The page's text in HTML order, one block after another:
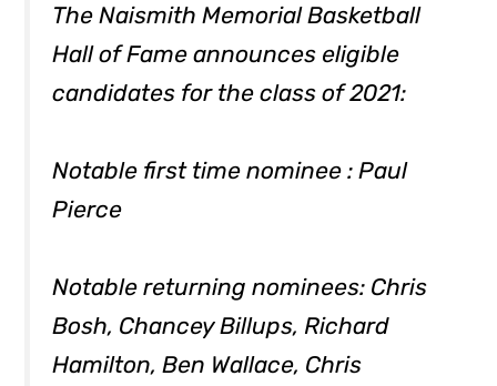
The Naismith Memorial Basketball
Hall of Fame announces eligible
candidates for the class of 2021:
Notable first time nominee : Paul
Pierce
Notable returning nominees: Chris
Bosh, Chancey Billups, Richard
Hamilton, Ben Wallace, Chris